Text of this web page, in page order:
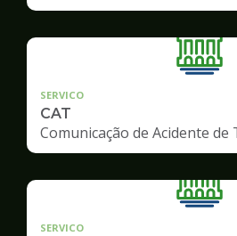
SERVICO
CAT
Comunicação de Acidente de
SERVICO